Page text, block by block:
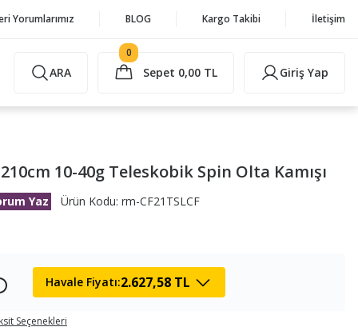
Yorumlarımız BLOG Kargo Takibi İletişim
ARA Sepet 0,00 TL
0
Giriş Yap
10-40g Teleskobik Spin Olta Kamışı
Yaz Ürün Kodu: rm-CF21TSLCF
Havale Fiyatı:2.627,58 TL
Seçenekleri